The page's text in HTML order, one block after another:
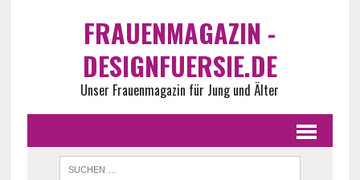
FRAUENMAGAZIN -
DESIGNFUERSIE.DE
Unser Frauenmagazin für Jung und Älter